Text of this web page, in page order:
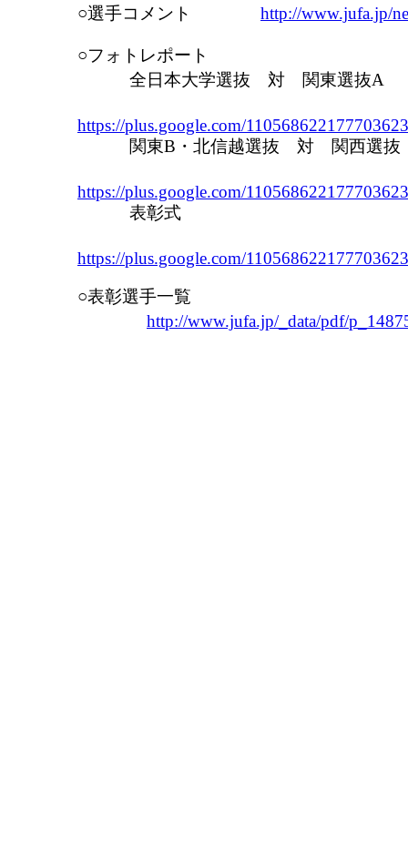
○選手コメント http://www.jufa.jp/
○フォトレポート
全日本大学選抜 対 関東選抜A
https://plus.google.com/
関東B・北信越選抜 対 関西選抜
https://plus.google.com/
表彰式
https://plus.google.com/
○表彰選手一覧
http://www.jufa.jp/_data/pdf/